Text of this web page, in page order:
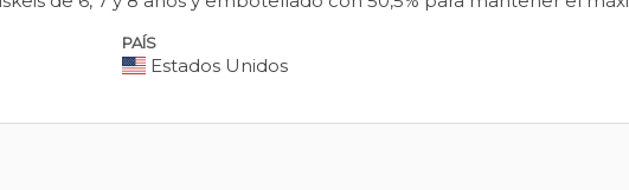
PAÍS
Estados Unidos